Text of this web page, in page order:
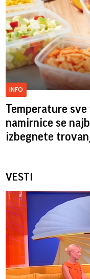
INFO
Temperature
namirnice se
izbegnete
VESTI